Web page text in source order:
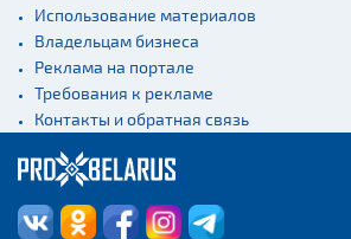
Использование материалов
Владельцам бизнеса
Реклама на портале
Требования к рекламе
Контакты и обратная связь